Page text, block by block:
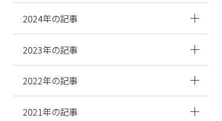
2024年の記事
2023年の記事
2022年の記事
2021年の記事